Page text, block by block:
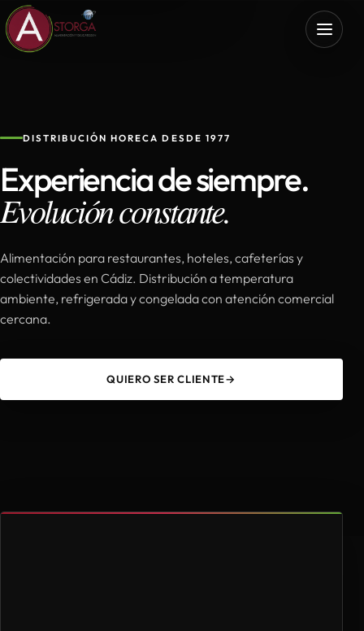
DISTRIBUCIÓN HORECA DESDE 1977
Experiencia de siempre.
Evolución constante.
Alimentación para restaurantes, hoteles, cafeterías y
colectividades en Cádiz. Distribución a temperatura
ambiente, refrigerada y congelada con atención comercial
cercana.
QUIERO SER CLIENTE→